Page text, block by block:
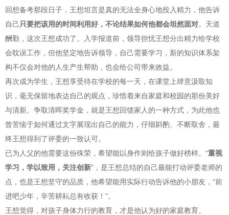
回想备考那段日子，王想坦言是真的无法全身心地投入精力，他告诉
自己 只要把该用的时间利用好，不论结果如何他都会坦然面对。天道
酬勤，这次王想成功了。入学报道前，领导担忧王想分出精力给学校
会耽误工作，但他坚定地告诉领导，自己需要学习，新的知识体系架
构不仅会对他的人生产生帮助，也会给公司带来效益。
再次成为学生，王想享受待在学校的每一天，在课堂上肆意汲取知
识，毫无保留地表达自己的观点，珍惜着来自家庭和校园的那份美好
与清新。争取清晖奖学金，就是王想回馈家人的一种方式，为此他也
曾苦恼于如何通过文字展现出自己的能力，仔细斟酌、不断取舍，最
终王想得到了评委的一致认可。
已为人父的他需要这份殊荣，希望能以身作则给孩子做好榜样。“重视
学习，学以致用，关注创新”，是王想总结的自己最能打动评委老师的
点，也是王想坚守的品质，他希望能用实际行动告诉他的小朋友，“前
进吧少年，辛苦耕耘总有收获！”。
王想觉得，对孩子身体力行的教育，才是他认为好的家庭教育。